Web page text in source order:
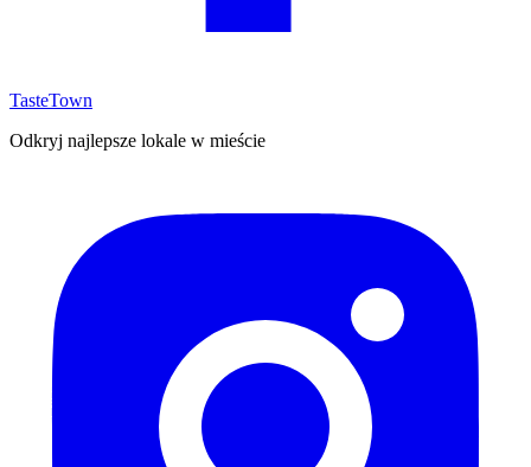
TasteTown
Odkryj najlepsze lokale w mieście